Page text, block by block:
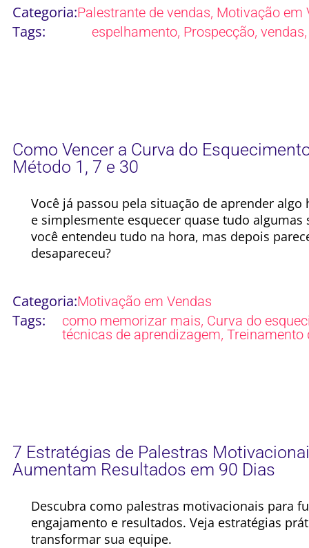
Categoria:Palestrante de vendas, Motivação em
Tags: espelhamento, Prospecção, vendas
Como Vencer a Curva do
Método 1, 7 e 30
Você já passou pela situação de aprender
e simplesmente esquecer quase tudo algumas
você entendeu tudo na hora, mas depois
desapareceu?
Categoria:Motivação em Vendas
Tags: como memorizar mais, Curva do
técnicas de aprendizagem,Treinamento
7 Estratégias de Palestras
Aumentam Resultados em 90 Dias
Descubra como palestras motivacionais para
engajamento e resultados. Veja estratégias
transformar sua equipe.